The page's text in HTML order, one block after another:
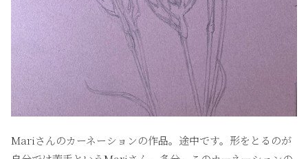
Mariさんのカーネーションの作品。途中です。形をとるのが